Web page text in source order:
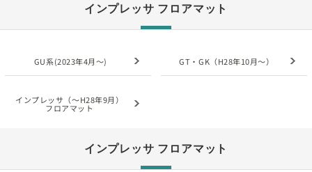
インプレッサ フロアマット
GU系(2023年4月～) GT・GK（H28年10月～）
インプレッサ（～H28年9月）
フロアマット
インプレッサ フロアマット